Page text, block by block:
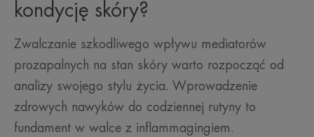
kondycję skóry?
Zwalczanie szkodliwego wpływu mediatorów
prozapalnych na stan skóry warto rozpocząć od
analizy swojego stylu życia. Wprowadzenie
zdrowych nawyków do codziennej rutyny to
fundament w walce z inflammagingiem.